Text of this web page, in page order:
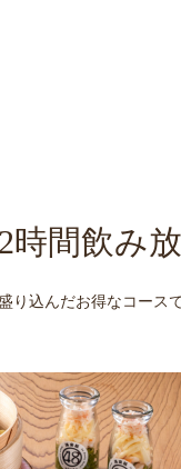
時間飲み
り込んだお得なコース